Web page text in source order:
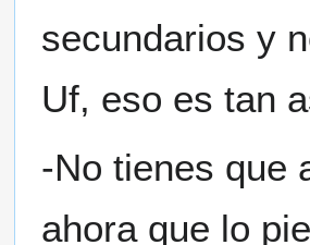
secundarios y
Uf, eso es tan
-No tienes que
ahora que lo